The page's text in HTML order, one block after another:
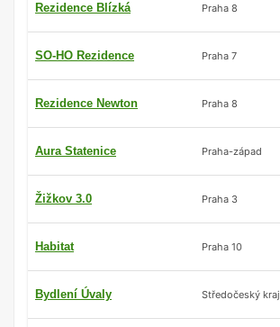
Rezidence Blízká Praha 8
SO-HO Rezidence Praha 7
Rezidence Newton Praha 8
Aura Statenice Praha-západ
Žižkov 3.0 Praha 3
Habitat Praha 10
Bydlení Úvaly Středočeský kraj